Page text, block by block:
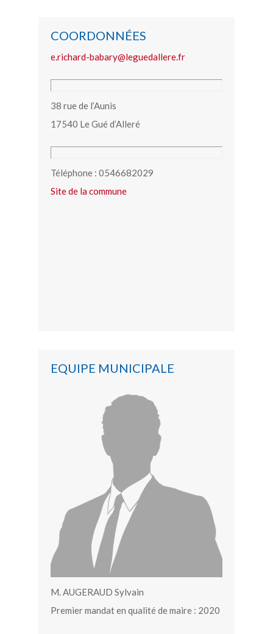
COORDONNÉES
e.richard-babary@leguedallere.fr
38 rue de l’Aunis
17540 Le Gué d’Alleré
Téléphone : 0546682029
Site de la commune
EQUIPE MUNICIPALE
M. AUGERAUD Sylvain
Premier mandat en qualité de maire : 2020